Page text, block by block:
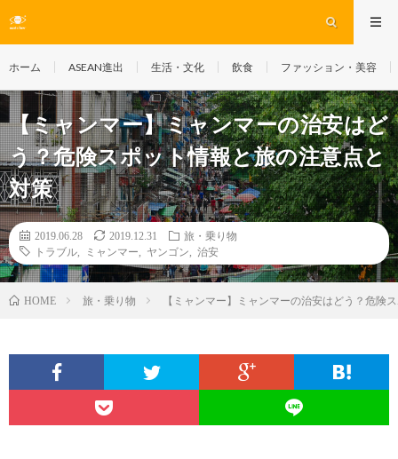
ホーム ASEAN進出 生活・文化 飲食 ファッション・美容
【ミャンマー】ミャンマーの治安はど
う？危険スポット情報と旅の注意点と
対策
2019.06.28 2019.12.31
旅・乗り物
トラブル
ミャンマー ヤンゴン 治安
HOME 旅・乗り物 【ミャンマー】ミャンマーの治安はどう？危険